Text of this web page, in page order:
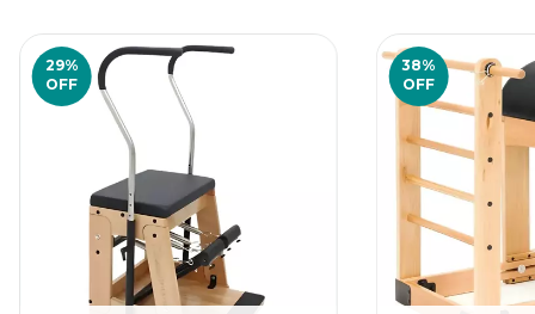
29%
OFF
38%
OFF